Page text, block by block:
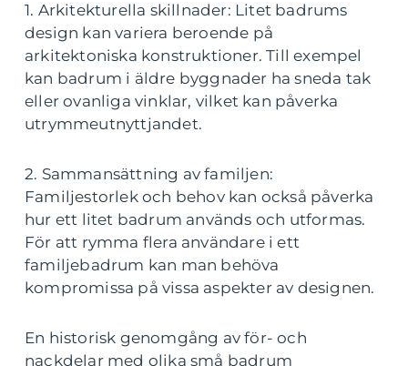
1. Arkitekturella skillnader: Litet badrums
design kan variera beroende på
arkitektoniska konstruktioner. Till exempel
kan badrum i äldre byggnader ha sneda tak
eller ovanliga vinklar, vilket kan påverka
utrymmeutnyttjandet.
2. Sammansättning av familjen:
Familjestorlek och behov kan också påverka
hur ett litet badrum används och utformas.
För att rymma flera användare i ett
familjebadrum kan man behöva
kompromissa på vissa aspekter av designen.
En historisk genomgång av för- och
nackdelar med olika små badrum